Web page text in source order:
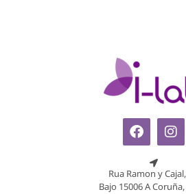
Rua Ramon y
Bajo 15006 A